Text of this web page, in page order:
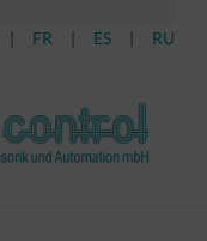
| FR | ES | RU